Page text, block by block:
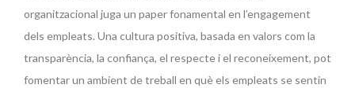
organitzacional juga un paper fonamental en l’engagement
dels empleats. Una cultura positiva, basada en valors com la
transparència, la confiança, el respecte i el reconeixement, pot
fomentar un ambient de treball en què els empleats se sentin